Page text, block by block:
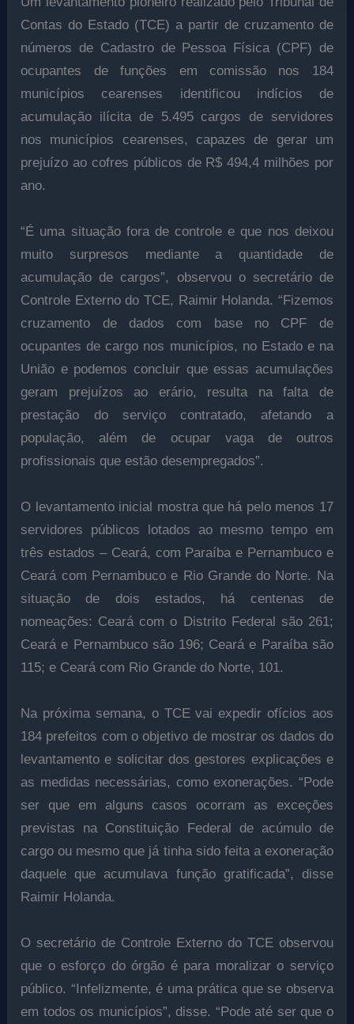
Contas do Estado (TCE) a partir de cruzamento de
números de Cadastro de Pessoa Física (CPF) de
ocupantes de funções em comissão nos 184
municípios cearenses identificou indícios de
acumulação ilícita de 5.495 cargos de servidores
nos municípios cearenses, capazes de gerar um
prejuízo ao cofres públicos de R$ 494,4 milhões por
ano.
“É uma situação fora de controle e que nos deixou
muito surpresos mediante a quantidade de
acumulação de cargos”, observou o secretário de
Controle Externo do TCE, Raimir Holanda. “Fizemos
cruzamento de dados com base no CPF de
ocupantes de cargo nos municípios, no Estado e na
União e podemos concluir que essas acumulações
geram prejuízos ao erário, resulta na falta de
prestação do serviço contratado, afetando a
população, além de ocupar vaga de outros
profissionais que estão desempregados”.
O levantamento inicial mostra que há pelo menos 17
servidores públicos lotados ao mesmo tempo em
três estados – Ceará, com Paraíba e Pernambuco e
Ceará com Pernambuco e Rio Grande do Norte. Na
situação de dois estados, há centenas de
nomeações: Ceará com o Distrito Federal são 261;
Ceará e Pernambuco são 196; Ceará e Paraíba são
115; e Ceará com Rio Grande do Norte, 101.
Na próxima semana, o TCE vai expedir ofícios aos
184 prefeitos com o objetivo de mostrar os dados do
levantamento e solicitar dos gestores explicações e
as medidas necessárias, como exonerações. “Pode
ser que em alguns casos ocorram as exceções
previstas na Constituição Federal de acúmulo de
cargo ou mesmo que já tinha sido feita a exoneração
daquele que acumulava função gratificada”, disse
Raimir Holanda.
O secretário de Controle Externo do TCE observou
que o esforço do órgão é para moralizar o serviço
público. “Infelizmente, é uma prática que se observa
em todos os municípios”, disse. “Pode até ser que o